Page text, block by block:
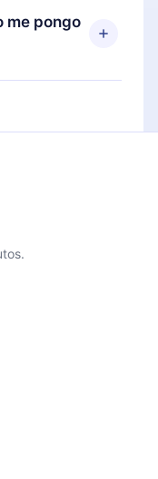
tus títulos
con un
y el
me pongo